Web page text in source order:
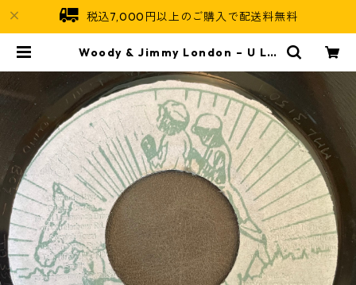
税込7,000円以上のご購入で配送料無料
Woody & Jimmy London – U Lit
maican Soul